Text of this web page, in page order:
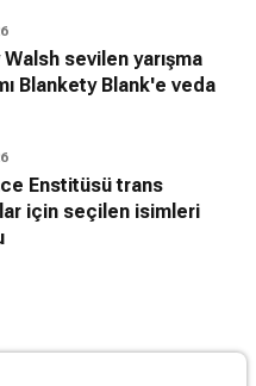
Walsh sevilen yarışma
Blankety Blank'e veda
Enstitüsü trans
için seçilen isimleri